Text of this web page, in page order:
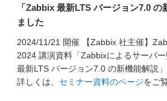
「Zabbix 最新LTS バージョン7.0
ました
2024/11/21 開催 【Zabbix 社主催】
2024 講演資料「Zabbixによるサーバ
最新LTS バージョン7.0 の新機能解説
詳しくは、 セミナー資料のページをご